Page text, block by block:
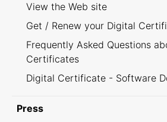
View the Web site
Get / Renew your Digital
Frequently Asked Questions
Certificates
Digital Certificate - Software
Press